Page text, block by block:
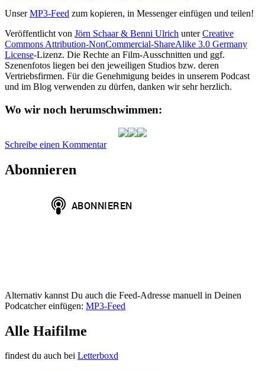
UnserMP3-Feed zum kopieren, in Messenger einfügen und teilen!
Veröffentlicht von Jörn Schaar & Benni Ulrich unterCreative
Commons Attribution-NonCommercial-ShareAlike 3.0 Germany
License-Lizenz. Die Rechte an Film-Ausschnitten und ggf.
Szenenfotos liegen bei den jeweiligen Studios bzw. deren
Vertriebsfirmen. Für die Genehmigung beides in unserem Podcast
und im Blog verwenden zu dürfen, danken wir sehr herzlich.
Wo wir noch herumschwimmen:
Schreibe einen Kommentarzu
Abonnieren
Alternativ kannst Du auch die Feed-Adresse manuell in Deinen
Podcatcher einfügen: MP3-Feed
Alle Haifilme
findest du auch bei Letterboxd